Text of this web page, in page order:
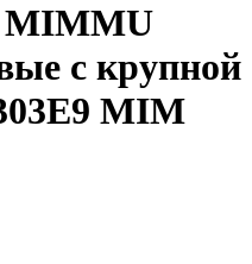
MIMMU
с крупной
MIM